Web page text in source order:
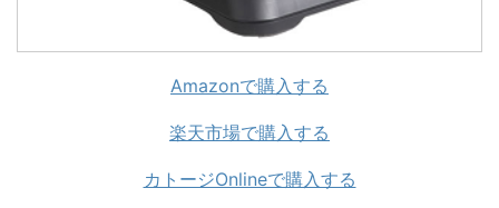
Amazonで購入する
楽天市場で購入する
カトージOnlineで購入する